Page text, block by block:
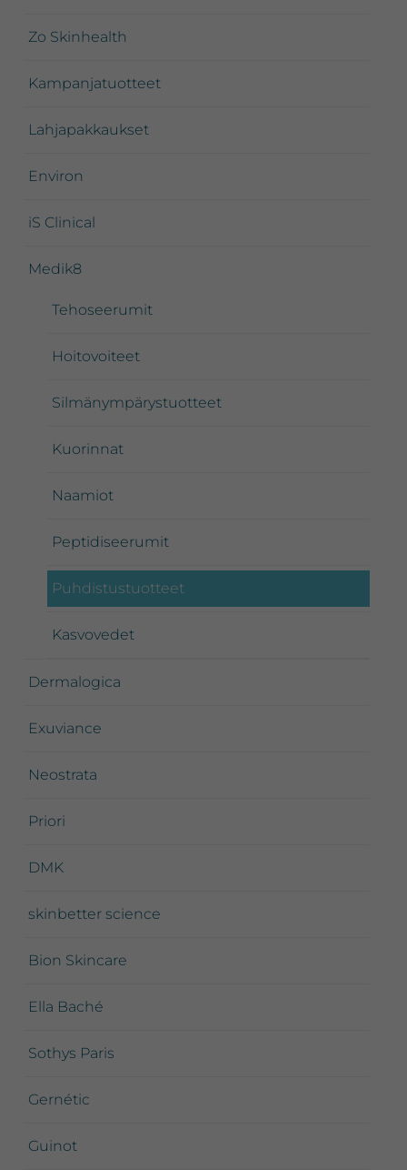
Zo Skinhealth
Kampanjatuotteet
Lahjapakkaukset
Environ
iS Clinical
Medik8
Tehoseerumit
Hoitovoiteet
Silmänympärystuotteet
Kuorinnat
Naamiot
Peptidiseerumit
Puhdistustuotteet
Kasvovedet
Dermalogica
Exuviance
Neostrata
Priori
DMK
skinbetter science
Bion Skincare
Ella Baché
Sothys Paris
Gernétic
Guinot